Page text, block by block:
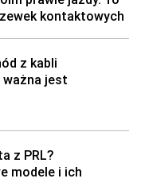
kontaktowych
z kabli
ważna jest
z PRL?
modele i ich